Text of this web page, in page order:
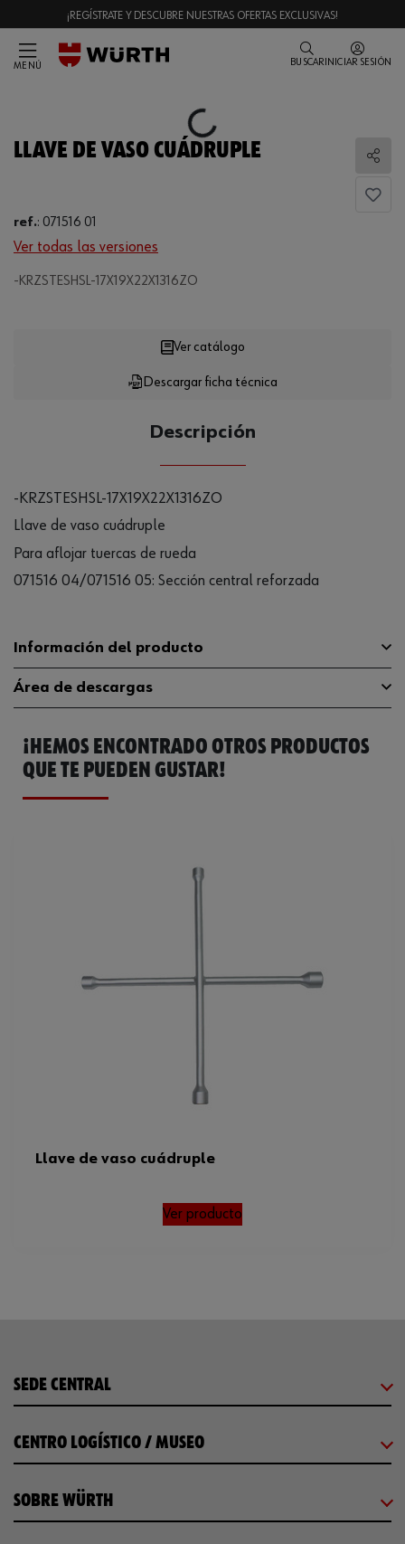
¡REGÍSTRATE Y DESCUBRE NUESTRAS OFERTAS EXCLUSIVAS!
MENÚ BUSCAR INICIAR SESIÓN
Loading...
LLAVE DE VASO CUÁDRUPLE
ref.: 071516 01
Ver todas las versiones
-KRZSTESHSL-17X19X22X1316ZO
Loading...
Descargar ficha técnica
Ver catálogo
Descripción
-KRZSTESHSL-17X19X22X1316ZO
Llave de vaso cuádruple
Para aflojar tuercas de rueda
071516 04/071516 05: Sección central reforzada
Información del producto
Tipo de vehículo Turismo
Material CR-V-ST
Longitud
Área de descargas
Catálogo General 07151601
Ficha Técnica
¡HEMOS ENCONTRADO OTROS PRODUCTOS
QUE TE PUEDEN GUSTAR!
Llave de vaso cuádruple
Ver producto
SEDE CENTRAL
CENTRO LOGÍSTICO / MUSEO
SOBRE WÜRTH